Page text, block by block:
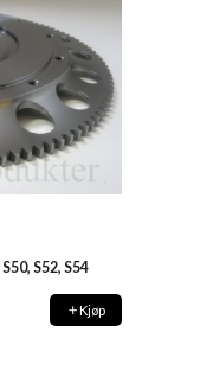
S52, S54
Kjøp